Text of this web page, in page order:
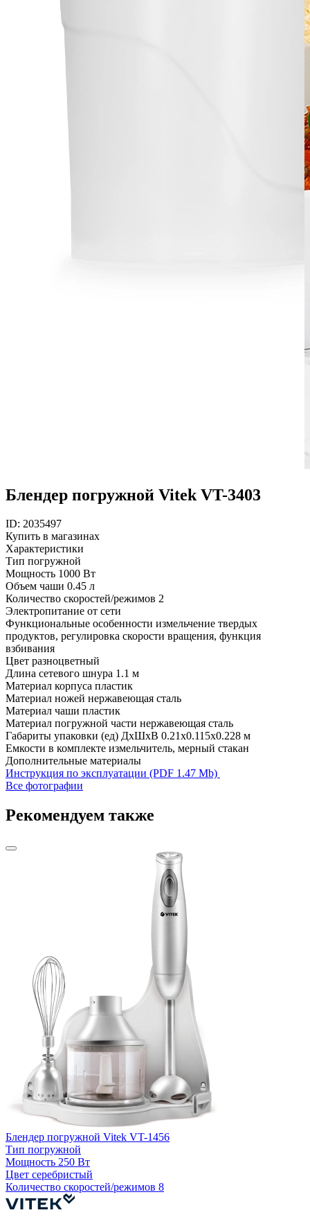
Блендер погружной Vitek VT-3403
ID: 2035497
Купить в магазинах
Характеристики
Тип погружной
Мощность 1000 Вт
Объем чаши 0.45 л
Количество скоростей/режимов 2
Электропитание от сети
Функциональные особенности измельчение твердых
продуктов, регулировка скорости вращения, функция
взбивания
Цвет разноцветный
Длина сетевого шнура 1.1 м
Материал корпуса пластик
Материал ножей нержавеющая сталь
Материал чаши пластик
Материал погружной части нержавеющая сталь
Габариты упаковки (ед) ДхШхВ 0.21x0.115x0.228 м
Емкости в комплекте измельчитель, мерный стакан
Дополнительные материалы
Инструкция по эксплуатации (PDF 1.47 Mb)
Все фотографии
Рекомендуем также
Блендер погружной Vitek VT-1456
Тип погружной
Мощность 250 Вт
Цвет серебристый
Количество скоростей/режимов 8